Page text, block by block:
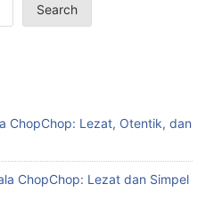
Search
ChopChop: Lezat, Otentik, dan
ChopChop: Lezat dan Simpel